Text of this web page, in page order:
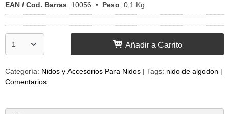
EAN / Cod. Barras: 10056 • Peso: 0,1 Kg
Añadir a Carrito
Categoría: Nidos y Accesorios Para Nidos | Tags: nido de algodon |
Comentarios